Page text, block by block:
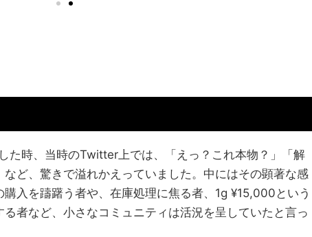
た時、当時のTwitter上では、「えっ？これ本物？」「解
ど、驚きで溢れかえっていました。中にはその顕著な感
入を躊躇う者や、在庫処理に焦る者、1g ¥15,000という
者など、小さなコミュニティは活況を呈していたと言っ